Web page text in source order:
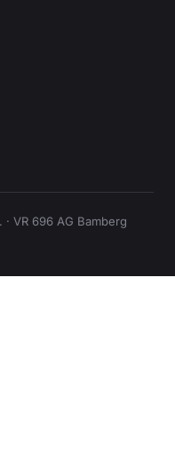
VR 696 AG Bamberg